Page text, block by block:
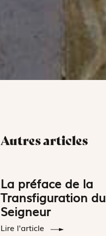
Autres articles
La préface de la
Transfiguration du
Seigneur
Lire l'article